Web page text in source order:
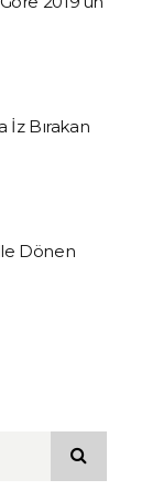
İz Bırakan
Dönen